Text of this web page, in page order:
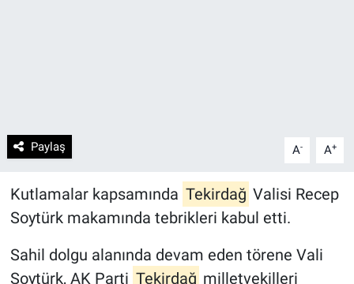
Paylaş A- A+
Kutlamalar kapsamında Tekirdağ Valisi Recep
Soytürk makamında tebrikleri kabul etti.
Sahil dolgu alanında devam eden törene Vali
Soytürk, AK Parti Tekirdağ milletvekilleri